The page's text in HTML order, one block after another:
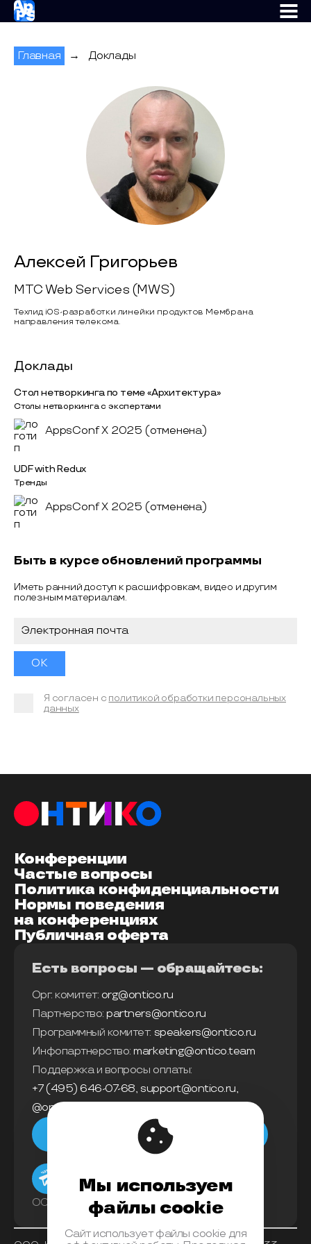
AppsConf
Главная → Доклады
Алексей Григорьев
МТС Web Services (MWS)
Техлид iOS-разработки линейки продуктов Мембрана
направления телекома.
Доклады
Стол нетворкинга по теме «Архитектура»
Столы нетворкинга с экспертами
AppsConf X 2025 (отменена)
UDF with Redux
Тренды
AppsConf X 2025 (отменена)
Быть в курсе обновлений программы
Иметь ранний доступ к расшифровкам, видео и другим
полезным материалам.
Я согласен с политикой обработки персональных
данных
Конференции
Частые вопросы
Политика конфиденциальности
Нормы поведения
на конференциях
Публичная оферта
Есть вопросы — обращайтесь:
Орг. комитет: org@ontico.ru
Партнерство: partners@ontico.ru
Программный комитет: speakers@ontico.ru
Инфопартнерство: marketing@ontico.team
Поддержка и вопросы оплаты:
+7 (495) 646-07-68, support@ontico.ru,
@ontico_support
Мы в телеграм
ООО «Конференции Олега Бунина»
Мы используем
файлы cookie
Сайт использует файлы cookie для